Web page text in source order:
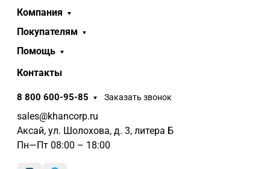
Компания
Покупателям
Помощь
Контакты
8 800 600-95-85 Заказать звонок
sales@khancorp.ru
Аксай, ул. Шолохова, д. 3, литера Б
Пн—Пт 08:00 – 18:00